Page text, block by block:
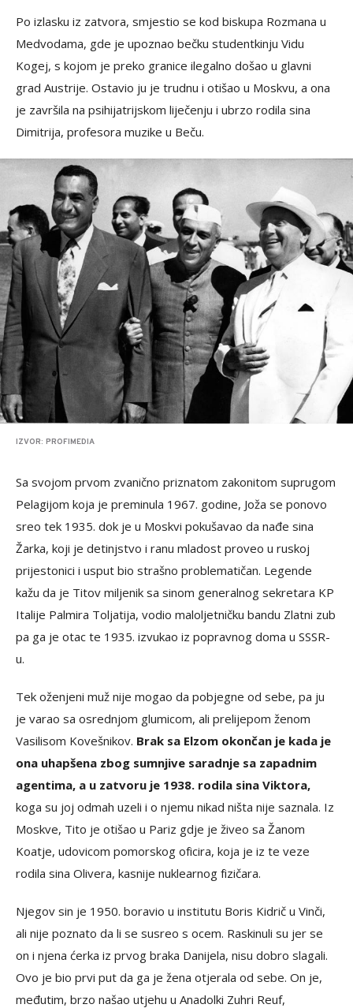
Po izlasku iz zatvora, smjestio se kod biskupa Rozmana u
Medvodama, gde je upoznao bečku studentkinju Vidu
Kogej, s kojom je preko granice ilegalno došao u glavni
grad Austrije. Ostavio ju je trudnu i otišao u Moskvu, a ona
je završila na psihijatrijskom liječenju i ubrzo rodila sina
Dimitrija, profesora muzike u Beču.
IZVOR: PROFIMEDIA
Sa svojom prvom zvanično priznatom zakonitom suprugom
Pelagijom koja je preminula 1967. godine, Joža se ponovo
sreo tek 1935. dok je u Moskvi pokušavao da nađe sina
Žarka, koji je detinjstvo i ranu mladost proveo u ruskoj
prijestonici i usput bio strašno problematičan. Legende
kažu da je Titov miljenik sa sinom generalnog sekretara KP
Italije Palmira Toljatija, vodio maloljetničku bandu Zlatni zub
pa ga je otac te 1935. izvukao iz popravnog doma u SSSR-
u.
Tek oženjeni muž nije mogao da pobjegne od sebe, pa ju
je varao sa osrednjom glumicom, ali prelijepom ženom
Vasilisom Kovešnikov. Brak sa Elzom okončan je kada je
ona uhapšena zbog sumnjive saradnje sa zapadnim
agentima, a u zatvoru je 1938. rodila sina Viktora,
koga su joj odmah uzeli i o njemu nikad ništa nije saznala. Iz
Moskve, Tito je otišao u Pariz gdje je živeo sa Žanom
Koatje, udovicom pomorskog oficira, koja je iz te veze
rodila sina Olivera, kasnije nuklearnog fizičara.
Njegov sin je 1950. boravio u institutu Boris Kidrič u Vinči,
ali nije poznato da li se susreo s ocem. Raskinuli su jer se
on i njena ćerka iz prvog braka Danijela, nisu dobro slagali.
Ovo je bio prvi put da ga je žena otjerala od sebe. On je,
međutim, brzo našao utjehu u Anadolki Zuhri Reuf,